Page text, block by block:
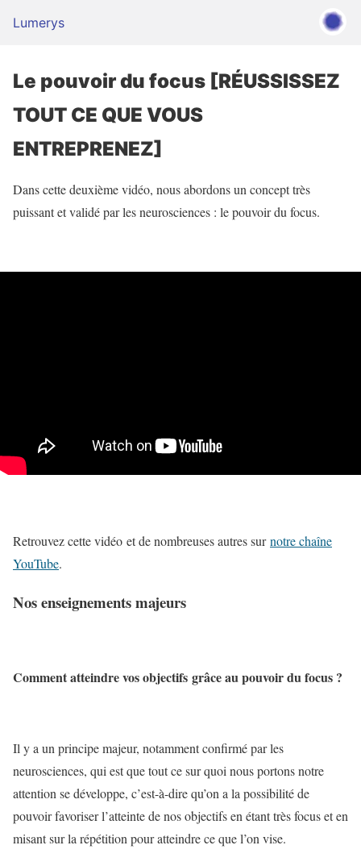
Lumerys
Le pouvoir du focus [RÉUSSISSEZ
TOUT CE QUE VOUS
ENTREPRENEZ]
Dans cette deuxième vidéo, nous abordons un concept très
puissant et validé par les neurosciences : le pouvoir du focus.
Retrouvez cette vidéo et de nombreuses autres surnotre chaîne
YouTube.
Nos enseignements majeurs
Comment atteindre vos objectifs grâce au pouvoir du focus ?
Il y a un principe majeur, notamment confirmé par les
neurosciences, qui est que tout ce sur quoi nous portons notre
attention se développe, c’est-à-dire qu’on a la possibilité de
pouvoir favoriser l’atteinte de nos objectifs en étant très focus et en
misant sur la répétition pour atteindre ce que l’on vise.